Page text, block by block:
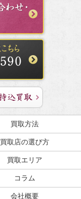
買取方法
買取店の選び方
買取エリア
コラム
会社概要